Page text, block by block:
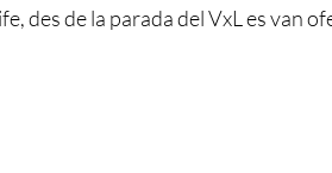
des de la parada del VxL es van